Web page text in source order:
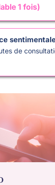
situation.
trouver les
vers un avenir
pour
minutes.
1 fois)
de